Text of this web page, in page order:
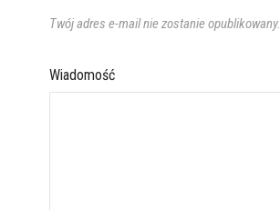
Twój adres e-mail nie zostanie opublikowany.
Wiadomość